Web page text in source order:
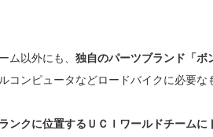
ム以外にも、 独自のパーツブランド「ボ
コンピュータなどロードバイクに必要な
ンクに位置するＵＣＩワールドチーム